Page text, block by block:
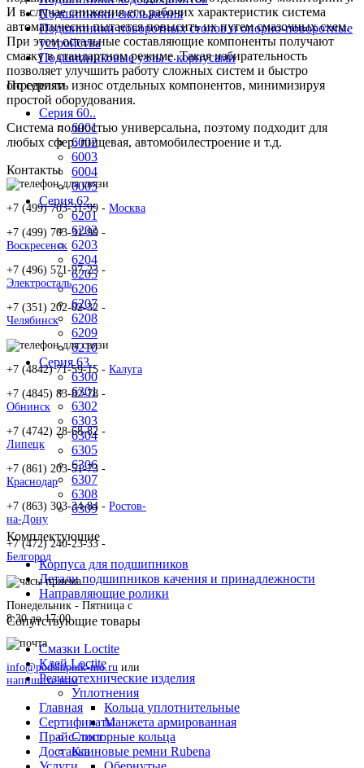
Подшипники скольжения
Подшипники поворотных столов и опорно-поворотные
устройства
Подшипниковые узлы с корпусами
По сериям
Серия 60..
6001
6002
6003
6004
6005
Серия 62..
6201
6202
6203
6204
6205
6206
6207
6208
6209
6210
Серия 63..
6300
6301
6302
6303
6304
6305
6306
6307
6308
6309
Комплектующие
Корпуса для подшипников
Детали подшипников качения и принадлежности
Направляющие ролики
Сопутствующие товары
Смазки Loctite
Клей Loctite
Резинотехнические изделия
Уплотнения
Кольца уплотнительные
Манжета армированная
Стопорные кольца
Клиновые ремни Rubena
И в случае снижения его рабочих характеристик система
автоматически пытается повысить их путем смазочных схем.
При этом остальные составляющие компоненты получают
смазку в стандартном режиме. Такая избирательность
позволяет улучшить работу сложных систем и быстро
определять износ отдельных компонентов, минимизируя
простой оборудования.
Система полностью универсальна, поэтому подходит для
любых сфер: пищевая, автомобилестроение и т.д.
Контакты
+7 (499) 703-31-99 - Москва
+7 (499) 703-31-99 -
Воскресенск
+7 (496) 571-97-23 -
Электросталь
+7 (351) 202-02-32 -
Челябинск
+7 (4842) 71-59-15 - Калуга
+7 (4845) 83-82-78 -
Обнинск
+7 (4742) 28-68-82 -
Липецк
+7 (861) 203-51-73 -
Краснодар
+7 (863) 303-34-84 - Ростов-
на-Дону
+7 (472) 240-23-33 -
Белгород
Понедельник - Пятница c
8:30 до 17:00
info@podshipnik-mo.ru или
напишите нам
Главная
Сертификаты
Прайс-лист
Доставка